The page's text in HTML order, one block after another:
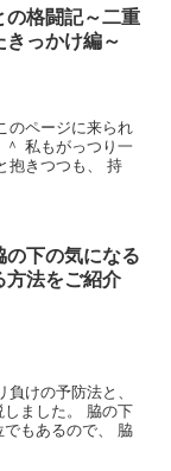
の格闘記～二重
きっかけ編～
のページに来られ
私もがっつり一
抱きつつも、 持
の下の気になる
方法をご紹介
けの予防法と、
ました。 脇の下
もあるので、 脇